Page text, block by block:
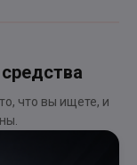
что вы ищете, и